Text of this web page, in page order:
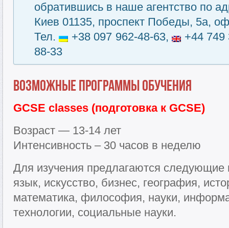
обратившись в наше агентство по
Киев 01135, проспект Победы, 5а,
Тел.
+38 097 962-48-63,
+44
88-33
Возможные программы обучения
GCSE classes (подготовка к GCSE)
Возраст — 13-14 лет
Интенсивность – 30 часов в неделю
Для изучения предлагаются следующие
язык, искусство, бизнес, география,
математика, философия, науки,
технологии, социальные науки.